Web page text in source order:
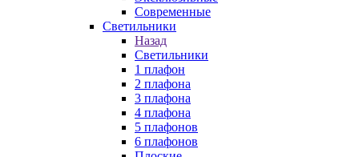
Современные
Светильники
Назад
Светильники
1 плафон
2 плафона
3 плафона
4 плафона
5 плафонов
6 плафонов